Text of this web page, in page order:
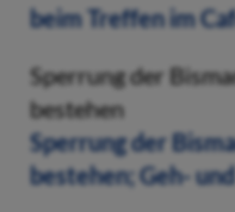
beim Treffen im
Sperrung der
bestehen
Sperrung der
bestehen; Geh-